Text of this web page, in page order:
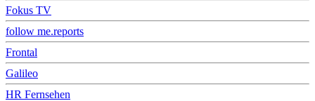
Fokus TV
follow me.reports
Frontal
Galileo
HR Fernsehen